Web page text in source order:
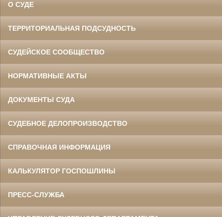
О СУДЕ
ТЕРРИТОРИАЛЬНАЯ ПОДСУДНОСТЬ
СУДЕЙСКОЕ СООБЩЕСТВО
НОРМАТИВНЫЕ АКТЫ
ДОКУМЕНТЫ СУДА
СУДЕБНОЕ ДЕЛОПРОИЗВОДСТВО
СПРАВОЧНАЯ ИНФОРМАЦИЯ
КАЛЬКУЛЯТОР ГОСПОШЛИНЫ
ПРЕСС-СЛУЖБА